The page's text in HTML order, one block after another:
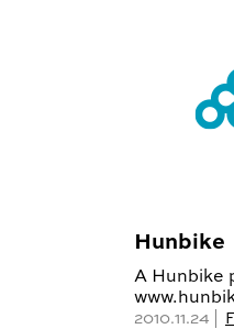
Hunbike
A Hunbike
2010.11.24 |